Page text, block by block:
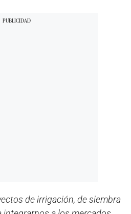
de irrigación, de siembra